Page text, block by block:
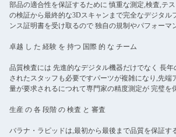
部品の適合性を保証するために 慎重な測定,検査,テ
の検証から最終的な3Dスキャンまで完全なデジタル
ンス証明書を受け取るので 独自の規制やパフォーマ
卓越 し た 経験 を 持つ 国際 的 な チーム
品質検査には 先進的なデジタル機器だけでなく 長
されたスタッフも必要ですパーツが複雑になり,先端
量が要求されるにつれて専門家の精度測定が 完璧を
生産 の 各 段階 の 検査 と 審査
バラナ・ラピッドは,最初から最後まで品質を保証す